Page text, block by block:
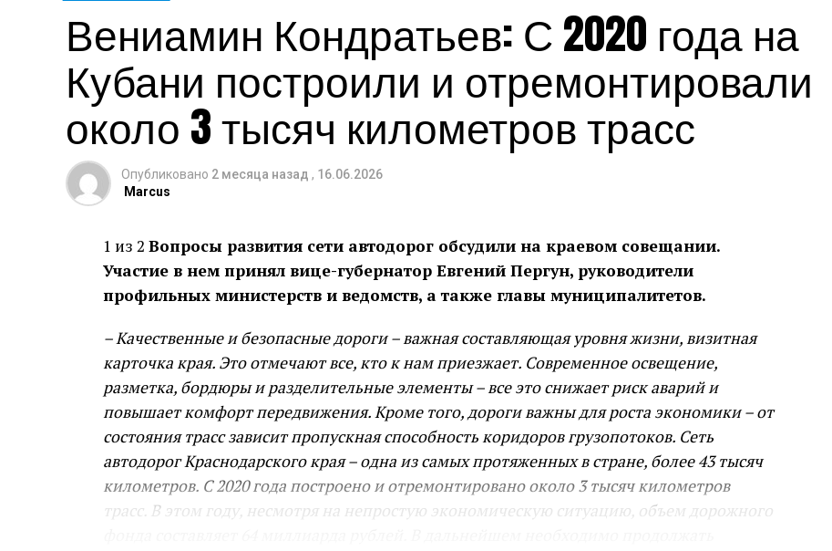
Вениамин Кондратьев: С 2020 года на
Кубани построили и отремонтировали
около 3 тысяч километров трасс
Опубликовано 2 месяца назад , 16.06.2026
Marcus
1 из 2 Вопросы развития сети автодорог обсудили на краевом совещании.
Участие в нем принял вице-губернатор Евгений Пергун, руководители
профильных министерств и ведомств, а также главы муниципалитетов.
– Качественные и безопасные дороги – важная составляющая уровня жизни, визитная
карточка края. Это отмечают все, кто к нам приезжает. Современное освещение,
разметка, бордюры и разделительные элементы – все это снижает риск аварий и
повышает комфорт передвижения. Кроме того, дороги важны для роста экономики – от
состояния трасс зависит пропускная способность коридоров грузопотоков. Сеть
автодорог Краснодарского края – одна из самых протяженных в стране, более 43 тысяч
километров. С 2020 года построено и отремонтировано около 3 тысяч километров
трасс. В этом году, несмотря на непростую экономическую ситуацию, объем дорожного